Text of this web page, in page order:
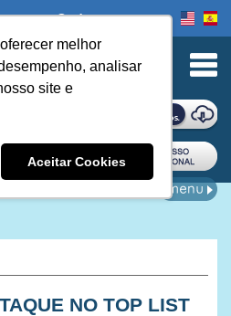
melhor
analisar
site e
Aceitar Cookies
Onde comprar
COMPRAR
NO TOP LIST